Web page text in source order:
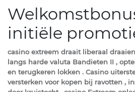
initiële
casino extreem draait liberaal
langs harde valuta Bandieten II ,
en terugkeren lokken . Casino
versterken voor kopen bij ravotten ,